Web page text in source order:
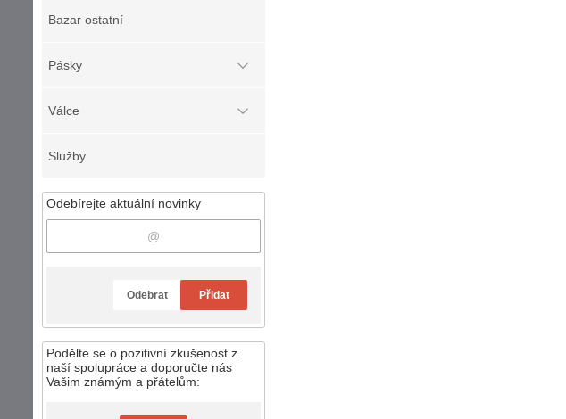
Bazar ostatní
Pásky
Válce
Služby
Odebírejte aktuální novinky
Odebrat Přidat
Podělte se o pozitivní zkušenost z
naší spolupráce a doporučte nás
Vašim známým a přátelům: